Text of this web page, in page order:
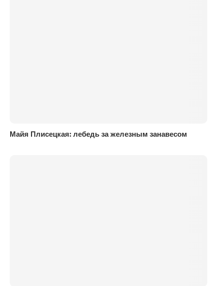
Майя Плисецкая: лебедь за железным занавесом